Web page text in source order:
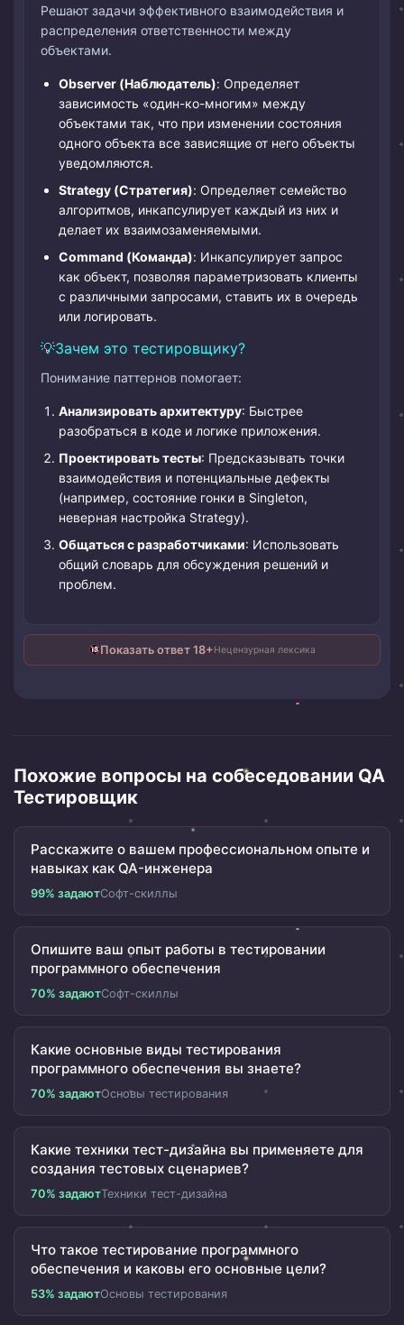
Решают задачи эффективного взаимодействия и
распределения ответственности между
объектами.
Observer (Наблюдатель): Определяет
зависимость «один-ко-многим» между
объектами так, что при изменении состояния
одного объекта все зависящие от него объекты
уведомляются.
Strategy (Стратегия): Определяет семейство
алгоритмов, инкапсулирует каждый из них и
делает их взаимозаменяемыми.
Command (Команда): Инкапсулирует запрос
как объект, позволяя параметризовать клиенты
с различными запросами, ставить их в очередь
или логировать.
Зачем это тестировщику?
Понимание паттернов помогает:
Анализировать архитектуру: Быстрее
разобраться в коде и логике приложения.
Проектировать тесты: Предсказывать точки
взаимодействия и потенциальные дефекты
(например, состояние гонки в Singleton,
неверная настройка Strategy).
Общаться с разработчиками: Использовать
общий словарь для обсуждения решений и
проблем.
Показать ответ 18+Нецензурная лексика
Похожие вопросы на собеседовании QA
Тестировщик
Расскажите о вашем профессиональном опыте и
навыках как QA-инженера
99% задаютСофт-скиллы
Опишите ваш опыт работы в тестировании
программного обеспечения
70% задаютСофт-скиллы
Какие основные виды тестирования
программного обеспечения вы знаете?
70% задаютОсновы тестирования
Какие техники тест-дизайна вы применяете для
создания тестовых сценариев?
70% задаютТехники тест-дизайна
Что такое тестирование программного
обеспечения и каковы его основные цели?
53% задаютОсновы тестирования